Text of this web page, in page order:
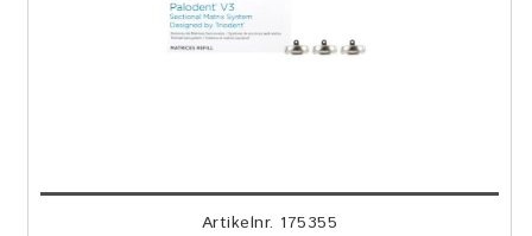
Artikelnr. 175355